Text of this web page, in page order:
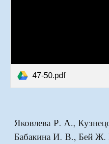
47-50.pdf
Яковлева Р. А.,
Бабакина И. В., Бей